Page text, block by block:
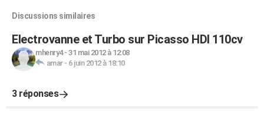
Discussions similaires
Electrovanne et Turbo sur Picasso HDI 110cv
mhenry4- 31 mai 2012 à 12:08
amar- 6 juin 2012 à 18:10
3 réponses